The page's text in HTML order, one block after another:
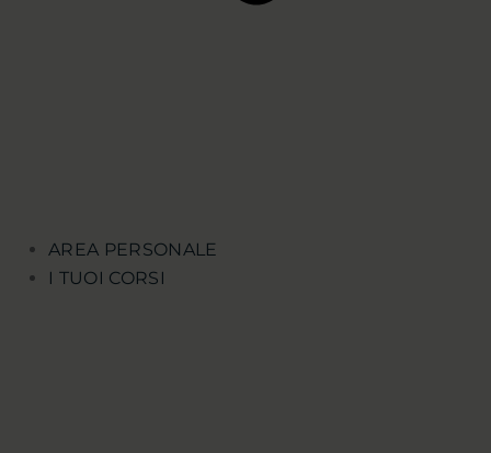
AREA PERSONALE
I TUOI CORSI